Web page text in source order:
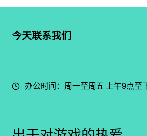
今天联系我们
办公时间：周一至周五 上午9点至